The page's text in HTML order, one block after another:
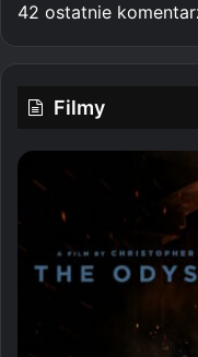
42 ostatnie
Filmy